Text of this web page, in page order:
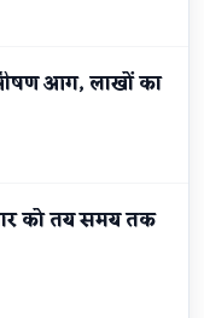
आग, लाखों का
को तय समय तक